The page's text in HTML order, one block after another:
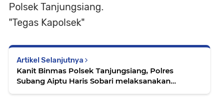
Polsek Tanjungsiang.
"Tegas Kapolsek"
Artikel Selanjutnya
Kanit Binmas Polsek Tanjungsiang, Polres
Subang Aiptu Haris Sobari melaksanakan